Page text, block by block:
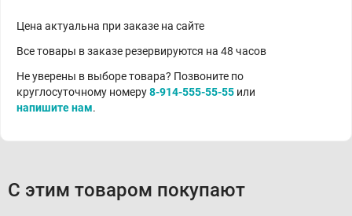
Цена актуальна при заказе на сайте
Все товары в заказе резервируются на 48 часов
Не уверены в выборе товара? Позвоните по
круглосуточному номеру8-914-555-55-55 или
напишите нам.
С этим товаром покупают